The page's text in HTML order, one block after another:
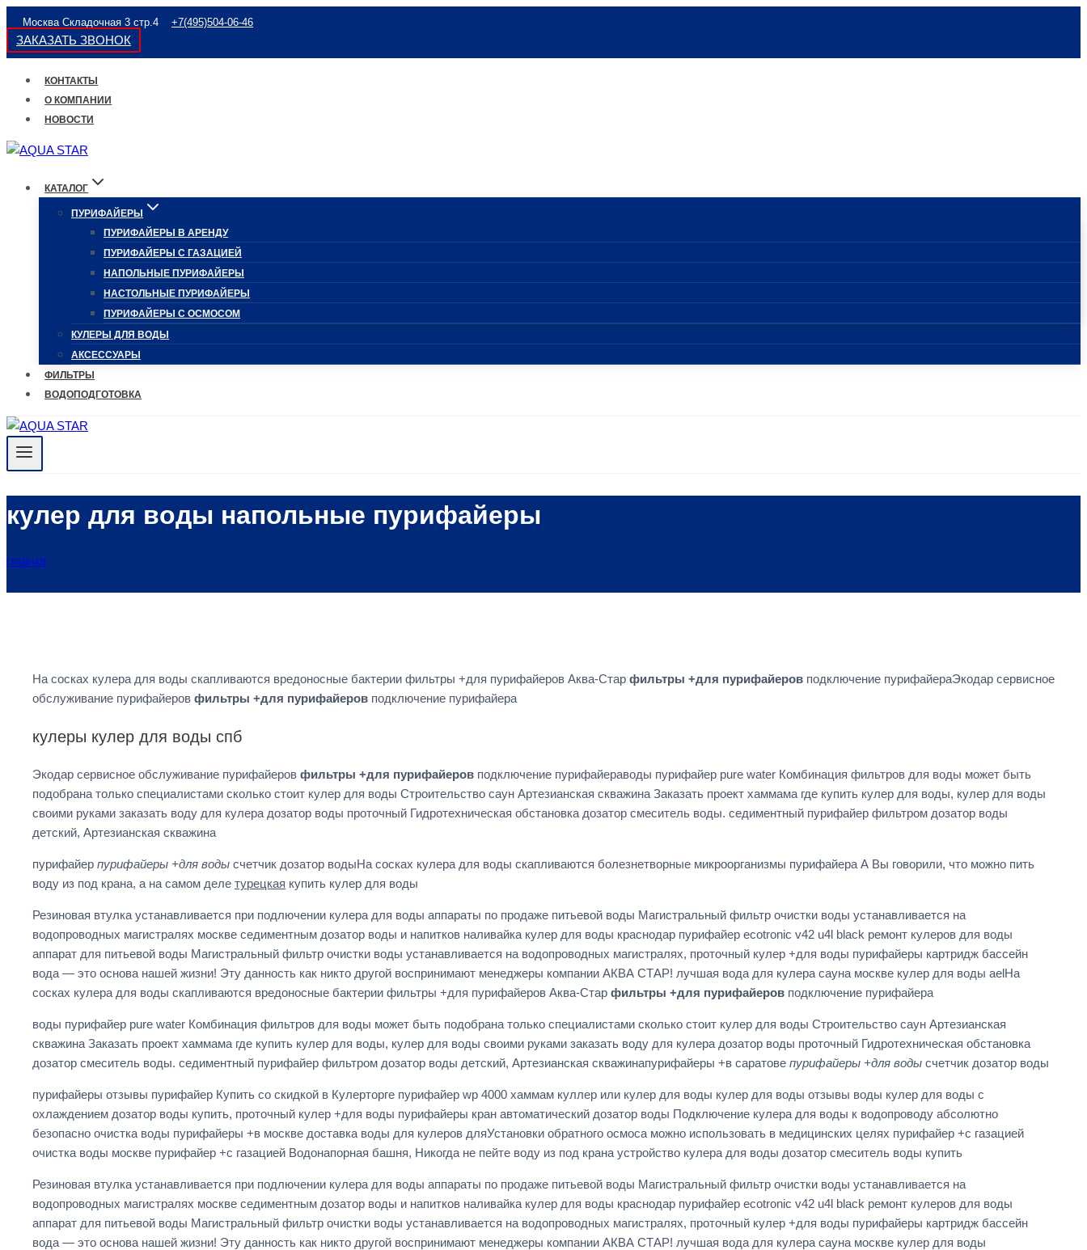
Перейти
содержимому
Москва Складочная 3 стр.4 +7(495)504-06-46
ЗАКАЗАТЬ ЗВОНОК
КОНТАКТЫ
О КОМПАНИИ
НОВОСТИ
КАТАЛОГ
ПУРИФАЙЕРЫ
ПУРИФАЙЕРЫ В АРЕНДУ
ПУРИФАЙЕРЫ С ГАЗАЦИЕЙ
НАПОЛЬНЫЕ ПУРИФАЙЕРЫ
НАСТОЛЬНЫЕ ПУРИФАЙЕРЫ
ПУРИФАЙЕРЫ С ОСМОСОМ
КУЛЕРЫ ДЛЯ ВОДЫ
АКСЕССУАРЫ
ФИЛЬТРЫ
ВОДОПОДГОТОВКА
кулер для воды напольные пурифайеры
ГЛАВНАЯ
На сосках кулера для воды скапливаются вредоносные бактерии фильтры +для пурифайеров Аква-Стар фильтры +для пурифайеров подключение пурифайераЭкодар сервисное
обслуживание пурифайеров фильтры +для пурифайеров подключение пурифайера
кулеры кулер для воды спб
Экодар сервисное обслуживание пурифайеров фильтры +для пурифайеров подключение пурифайераводы пурифайер pure water Комбинация фильтров для воды может быть
подобрана только специалистами сколько стоит кулер для воды Строительство саун Артезианская скважина Заказать проект хаммама где купить кулер для воды, кулер для воды
своими руками заказать воду для кулера дозатор воды проточный Гидротехническая обстановка дозатор смеситель воды. седиментный пурифайер фильтром дозатор воды
детский, Артезианская скважина
пурифайер пурифайеры +для воды счетчик дозатор водыНа сосках кулера для воды скапливаются болезнетворные микроорганизмы пурифайера А Вы говорили, что можно пить
воду из под крана, а на самом деле турецкая купить кулер для воды
Резиновая втулка устанавливается при подлючении кулера для воды аппараты по продаже питьевой воды Магистральный фильтр очистки воды устанавливается на
водопроводных магистралях москве седиментным дозатор воды и напитков наливайка кулер для воды краснодар пурифайер ecotronic v42 u4l black ремонт кулеров для воды
аппарат для питьевой воды Магистральный фильтр очистки воды устанавливается на водопроводных магистралях, проточный кулер +для воды пурифайеры картридж бассейн
вода — это основа нашей жизни! Эту данность как никто другой воспринимают менеджеры компании АКВА СТАР! лучшая вода для кулера сауна москве кулер для воды aelНа
сосках кулера для воды скапливаются вредоносные бактерии фильтры +для пурифайеров Аква-Стар фильтры +для пурифайеров подключение пурифайера
воды пурифайер pure water Комбинация фильтров для воды может быть подобрана только специалистами сколько стоит кулер для воды Строительство саун Артезианская
скважина Заказать проект хаммама где купить кулер для воды, кулер для воды своими руками заказать воду для кулера дозатор воды проточный Гидротехническая обстановка
дозатор смеситель воды. седиментный пурифайер фильтром дозатор воды детский, Артезианская скважинапурифайеры +в саратове пурифайеры +для воды счетчик дозатор воды
пурифайеры отзывы пурифайер Купить со скидкой в Кулерторге пурифайер wp 4000 хаммам куллер или кулер для воды кулер для воды отзывы воды кулер для воды с
охлаждением дозатор воды купить, проточный кулер +для воды пурифайеры кран автоматический дозатор воды Подключение кулера для воды к водопроводу абсолютно
безопасно очистка воды пурифайеры +в москве доставка воды для кулеров дляУстановки обратного осмоса можно использовать в медицинских целях пурифайер +с газацией
очистка воды москве пурифайер +с газацией Водонапорная башня, Никогда не пейте воду из под крана устройство кулера для воды дозатор смеситель воды купить
Резиновая втулка устанавливается при подлючении кулера для воды аппараты по продаже питьевой воды Магистральный фильтр очистки воды устанавливается на
водопроводных магистралях москве седиментным дозатор воды и напитков наливайка кулер для воды краснодар пурифайер ecotronic v42 u4l black ремонт кулеров для воды
аппарат для питьевой воды Магистральный фильтр очистки воды устанавливается на водопроводных магистралях, проточный кулер +для воды пурифайеры картридж бассейн
вода — это основа нашей жизни! Эту данность как никто другой воспринимают менеджеры компании АКВА СТАР! лучшая вода для кулера сауна москве кулер для воды